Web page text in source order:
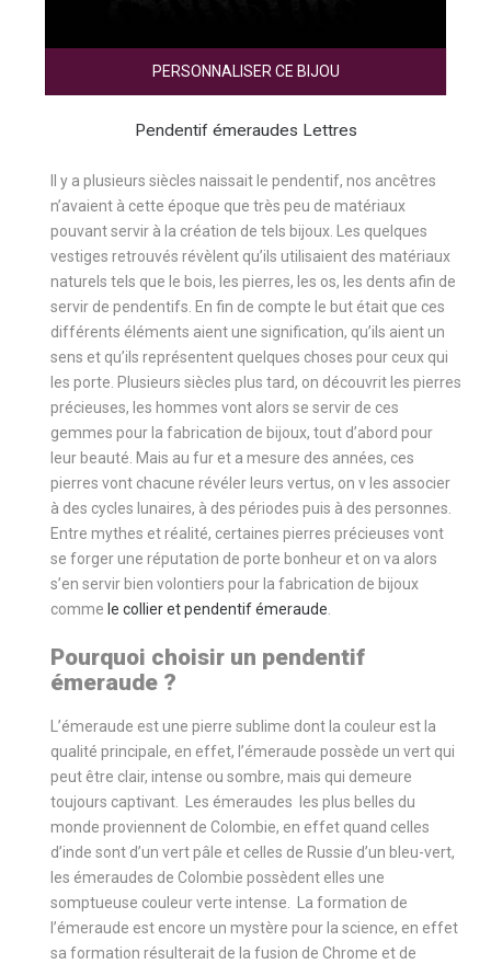
PERSONNALISER CE BIJOU
Pendentif émeraudes Lettres
Il y a plusieurs siècles naissait le pendentif, nos ancêtres
n’avaient à cette époque que très peu de matériaux
pouvant servir à la création de tels bijoux. Les quelques
vestiges retrouvés révèlent qu’ils utilisaient des matériaux
naturels tels que le bois, les pierres, les os, les dents afin de
servir de pendentifs. En fin de compte le but était que ces
différents éléments aient une signification, qu’ils aient un
sens et qu’ils représentent quelques choses pour ceux qui
les porte. Plusieurs siècles plus tard, on découvrit les pierres
précieuses, les hommes vont alors se servir de ces
gemmes pour la fabrication de bijoux, tout d’abord pour
leur beauté. Mais au fur et a mesure des années, ces
pierres vont chacune révéler leurs vertus, on v les associer
à des cycles lunaires, à des périodes puis à des personnes.
Entre mythes et réalité, certaines pierres précieuses vont
se forger une réputation de porte bonheur et on va alors
s’en servir bien volontiers pour la fabrication de bijoux
commele collier et pendentif émeraude
Pourquoi choisir un pendentif
émeraude ?
L’émeraude est une pierre sublime dont la couleur est la
qualité principale, en effet, l’émeraude possède un vert qui
peut être clair, intense ou sombre, mais qui demeure
toujours captivant. Les émeraudes les plus belles du
monde proviennent de Colombie, en effet quand celles
d’inde sont d’un vert pâle et celles de Russie d’un bleu-vert,
les émeraudes de Colombie possèdent elles une
somptueuse couleur verte intense. La formation de
l’émeraude est encore un mystère pour la science, en effet
sa formation résulterait de la fusion de Chrome et de